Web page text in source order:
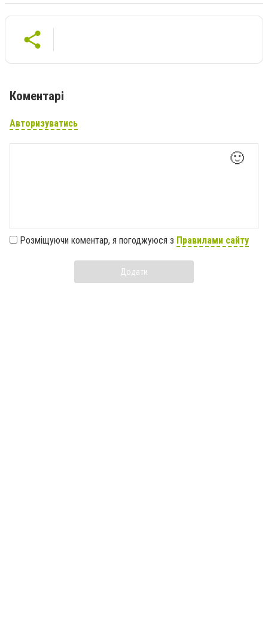
Коментарі
Авторизуватись
🙂
Розміщуючи коментар, я погоджуюся з Правилами сайту
Додати